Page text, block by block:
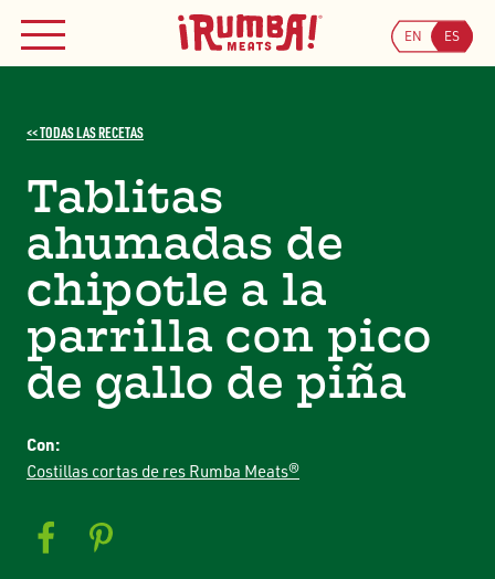
content
MENÚ
ÚNETE A NUESTRO PROGRAMA DE CUPONES
EN ES
<< TODAS LAS RECETAS
Tablitas
ahumadas de
chipotle a la
parrilla con pico
de gallo de piña
Con:
Costillas cortas de res Rumba Meats®